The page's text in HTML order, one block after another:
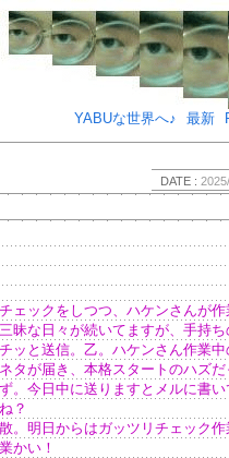
な戯言･･
YABUな世界へ♪
最新
DATE :
ェックをしつつ、ハケンさんが作
昧な日々が続いてますが、手持ち
ッと送信。乙。ハケンさん作業
タが届き、本格スタートのハズだ
。今日中に送りますとメルに書い
？
。明日からはガッツリチェック作
かい！